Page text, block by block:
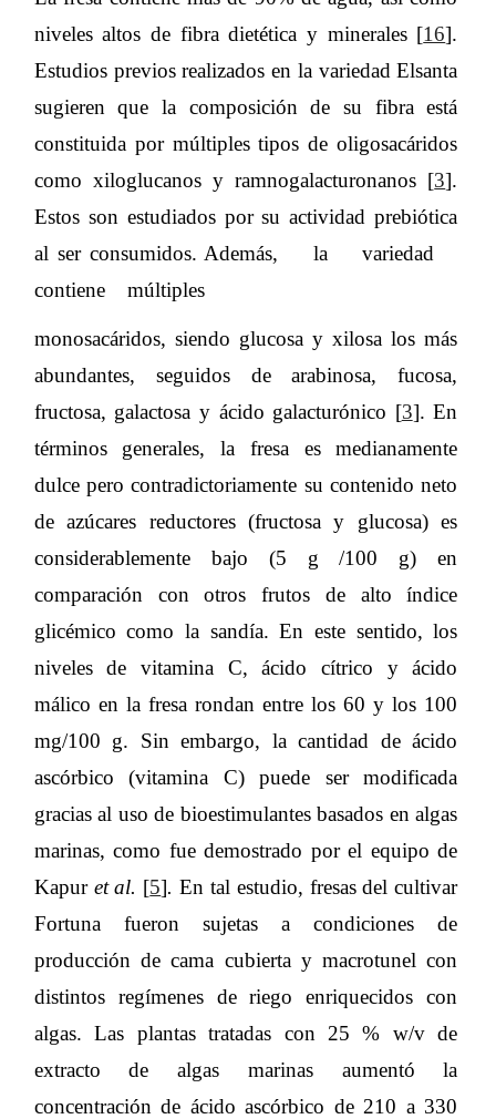
niveles altos de fibra dietética y minerales [16].
Estudios previos realizados en la variedad Elsanta
sugieren que la composición de su fibra está
constituida por múltiples tipos de oligosacáridos
como xiloglucanos y ramnogalacturonanos [3].
Estos son estudiados por su actividad prebiótica
al ser consumidos. Además, la variedad
contiene múltiples
monosacáridos, siendo glucosa y xilosa los más
abundantes, seguidos de arabinosa, fucosa,
fructosa, galactosa y ácido galacturónico [3]. En
términos generales, la fresa es medianamente
dulce pero contradictoriamente su contenido neto
de azúcares reductores (fructosa y glucosa) es
considerablemente bajo (5 g /100 g) en
comparación con otros frutos de alto índice
glicémico como la sandía. En este sentido, los
niveles de vitamina C, ácido cítrico y ácido
málico en la fresa rondan entre los 60 y los 100
mg/100 g. Sin embargo, la cantidad de ácido
ascórbico (vitamina C) puede ser modificada
gracias al uso de bioestimulantes basados en algas
marinas, como fue demostrado por el equipo de
Kapur et al. [5].En tal estudio, fresas del cultivar
Fortuna fueron sujetas a condiciones de
producción de cama cubierta y macrotunel con
distintos regímenes de riego enriquecidos con
algas. Las plantas tratadas con 25 % w/v de
extracto de algas marinas aumentó la
concentración de ácido ascórbico de 210 a 330